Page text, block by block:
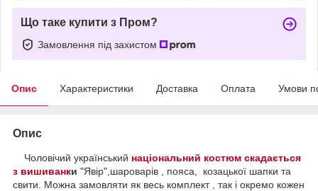
Що таке купити з Пром?
Замовлення під захистом
Опис Характеристики Доставка Оплата Умови
Опис
Чоловічий український національний костюм скадається
з вишиванки "Явір",шароварів , пояса, козацької шапки та
свити. Можна замовляти як весь комплект , так і окремо кожен